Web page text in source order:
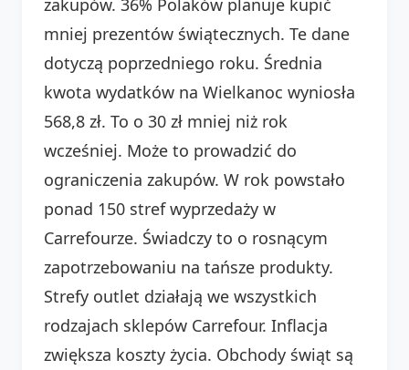
mniej prezentów świątecznych. Te dane
dotyczą poprzedniego roku. Średnia
kwota wydatków na Wielkanoc wyniosła
568,8 zł. To o 30 zł mniej niż rok
wcześniej. Może to prowadzić do
ograniczenia zakupów. W rok powstało
ponad 150 stref wyprzedaży w
Carrefourze. Świadczy to o rosnącym
zapotrzebowaniu na tańsze produkty.
Strefy outlet działają we wszystkich
rodzajach sklepów Carrefour. Inflacja
zwiększa koszty życia. Obchody świąt są